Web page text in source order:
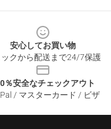
安心してお買い物
ックから配送まで24/7保護
％安全なチェックアウト
/ マスターカード / ビザ